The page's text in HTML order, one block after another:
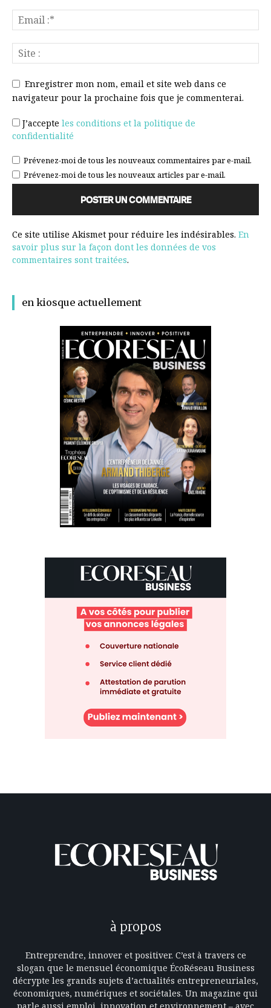
Enregistrer mon nom, email et site web dans ce
navigateur pour la prochaine fois que je commenterai.
J’accepte les conditions et la politique de
confidentialité
Prévenez-moi de tous les nouveaux commentaires par e-mail.
Prévenez-moi de tous les nouveaux articles par e-mail.
Ce site utilise Akismet pour réduire les indésirables. En
savoir plus sur la façon dont les données de vos
commentaires sont traitées.
en kiosque actuellement
à propos
Entreprendre, innover et positiver. C’est à travers ce
slogan que le mensuel économique ÉcoRéseau Business
décrypte les grands sujets d’actualités entrepreneuriales,
économiques, numériques et sociétales. Un magazine qui